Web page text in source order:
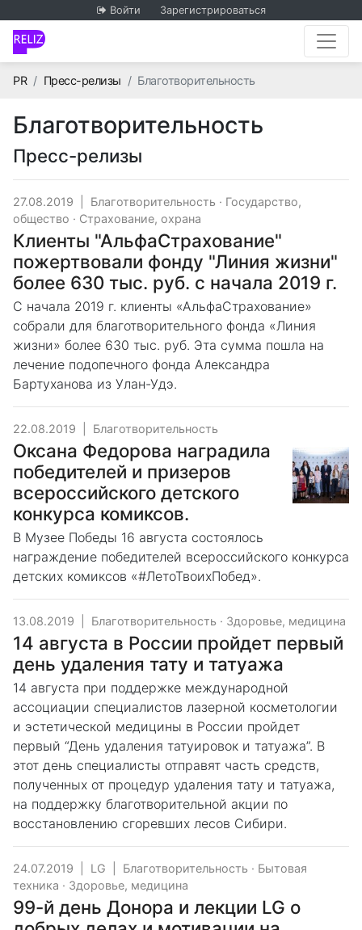
Войти Зарегистрироваться
PRГлавная
Пресс-релизы Благотворительность
Благотворительность
Пресс-релизы
27.08.2019 Благотворительность · Государство,
общество · Страхование, охрана
Клиенты "АльфаСтрахование"
пожертвовали фонду "Линия жизни"
более 630 тыс. руб. с начала 2019 г.
С начала 2019 г. клиенты «АльфаСтрахование»
собрали для благотворительного фонда «Линия
жизни» более 630 тыс. руб. Эта сумма пошла на
лечение подопечного фонда Александра
Бартуханова из Улан-Удэ.
22.08.2019 Благотворительность
Оксана Федорова наградила
победителей и призеров
всероссийского детского
конкурса комиксов.
В Музее Победы 16 августа состоялось
награждение победителей всероссийского конкурса
детских комиксов «#ЛетоТвоихПобед».
13.08.2019 Благотворительность · Здоровье, медицина
14 августа в России пройдет первый
день удаления тату и татуажа
14 августа при поддержке международной
ассоциации специалистов лазерной косметологии
и эстетической медицины в России пройдет
первый “День удаления татуировок и татуажа”. В
этот день специалисты отправят часть средств,
полученных от процедур удаления тату и татуажа,
на поддержку благотворительной акции по
восстановлению сгоревших лесов Сибири.
24.07.2019 LG Благотворительность · Бытовая
техника · Здоровье, медицина
99-й день Донора и лекции LG о